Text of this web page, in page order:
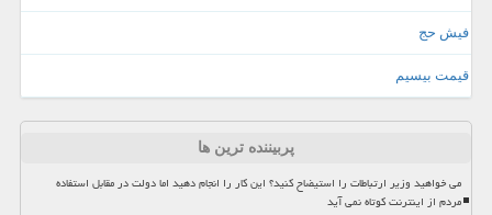
فیش حج
قیمت بیسیم
پربیننده ترین ها
می خواهید وزیر ارتباطات را استیضاح کنید؟ این کار را انجام دهید اما دولت در مقابل استفاده
مردم از اینترنت کوتاه نمی آید